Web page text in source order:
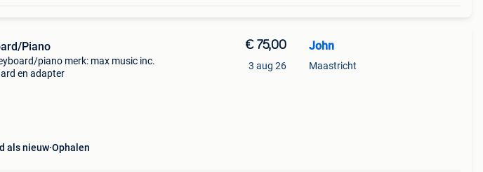
Piano
piano merk: max music inc.
en adapter
als nieuw Ophalen
€ 75,00
3 aug 26
John
Maastricht